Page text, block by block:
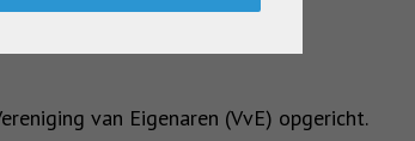
van Eigenaren (VvE) opgericht.